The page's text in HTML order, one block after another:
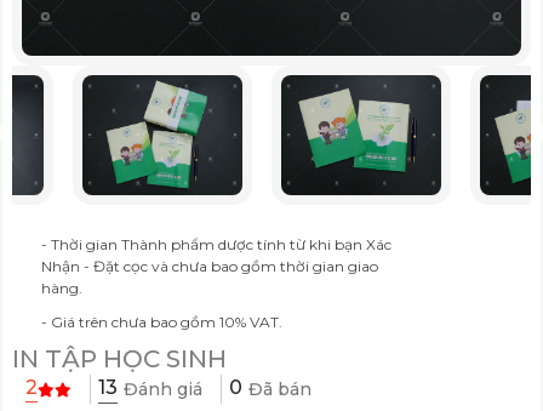
- Thời gian Thành phẩm dược tính từ khi bạn Xác
Nhận - Đặt cọc và chưa bao gồm thời gian giao
hàng.
- Giá trên chưa bao gồm 10% VAT.
IN TẬP HỌC SINH
2 13 Đánh giá 0 Đã bán